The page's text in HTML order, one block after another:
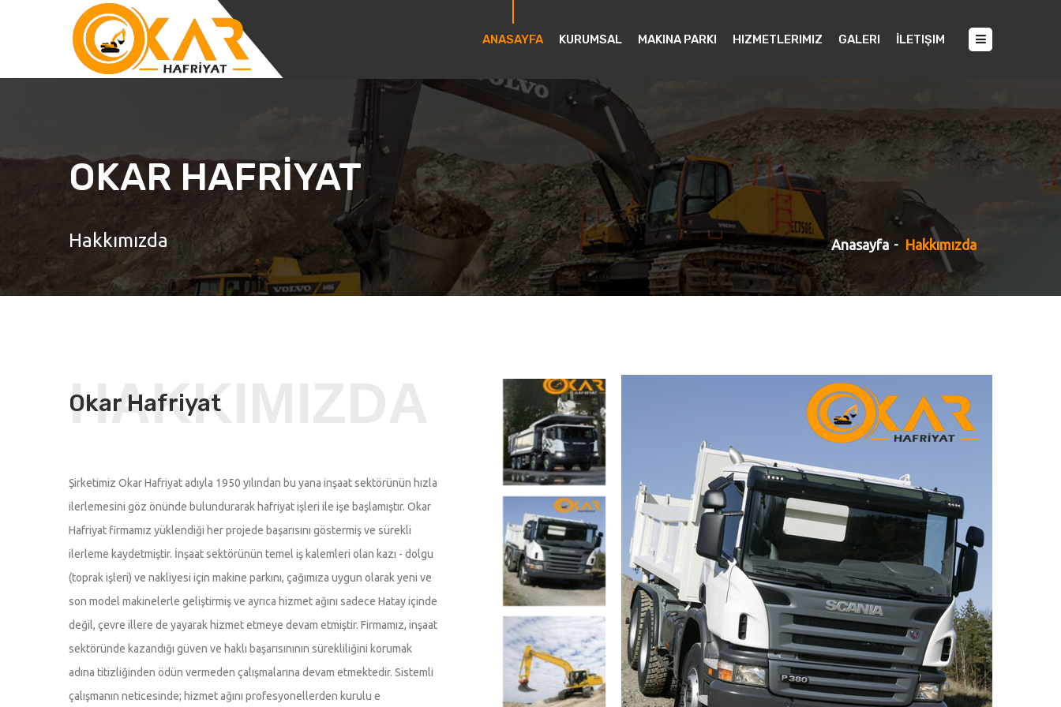
ANASAYFA KURUMSAL MAKINA PARKI HIZMETLERIMIZ GALERI İLETIŞIM
OKAR HAFRİYAT
Hakkımızda Anasayfa Hakkımızda
HAKKIMIZDA
Okar Hafriyat
Şirketimiz Okar Hafriyat adıyla 1950 yılından bu yana inşaat sektörünün hızla
ilerlemesini göz önünde bulundurarak hafriyat işleri ile işe başlamıştır. Okar
Hafriyat firmamız yüklendiği her projede başarısını göstermiş ve sürekli
ilerleme kaydetmiştir. İnşaat sektörünün temel iş kalemleri olan kazı - dolgu
(toprak işleri) ve nakliyesi için makine parkını, çağımıza uygun olarak yeni ve
son model makinelerle geliştirmiş ve ayrıca hizmet ağını sadece Hatay içinde
değil, çevre illere de yayarak hizmet etmeye devam etmiştir. Firmamız, inşaat
sektöründe kazandığı güven ve haklı başarısınının sürekliliğini korumak
adına titizliğinden ödün vermeden çalışmalarına devam etmektedir. Sistemli
çalışmanın neticesinde; hizmet ağını profesyonellerden kurulu e